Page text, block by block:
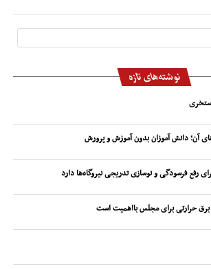
نوشته‌های تازه
آن؛ دانش آموزان بدون آموزش و پرورش
رفع فرسودگی و نوسازی تدریجی نیروگاه‌ها دارد
برق حرارتی برای مجلس بااهمیت است